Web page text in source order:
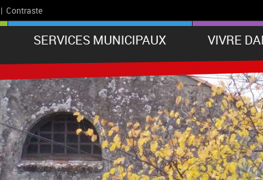
| Contraste
SERVICES MUNICIPAUX VIVRE